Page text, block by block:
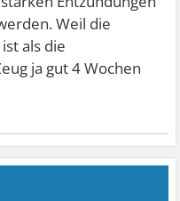
Weil die
als die
ja gut 4 Wochen